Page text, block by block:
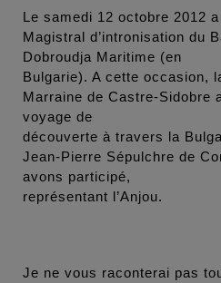
Le samedi 12 octobre 2012
Magistral d’intronisation du
Dobroudja Maritime (en
Bulgarie). A cette occasion,
Marraine de Castre-Sidobre
voyage de
découverte à travers la
Jean-Pierre Sépulchre de
avons participé,
représentant l’Anjou.
Je ne vous raconterai pas